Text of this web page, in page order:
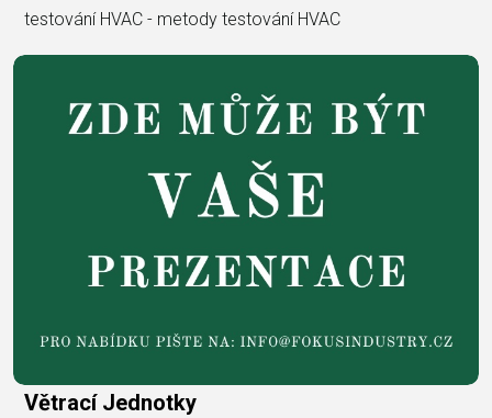
testování HVAC - metody testování HVAC
Větrací Jednotky